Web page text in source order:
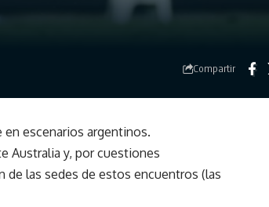
Compartir
en escenarios argentinos.
Australia y, por cuestiones
las sedes de estos encuentros (las